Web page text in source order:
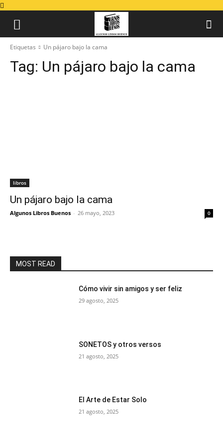
Etiquetas Un pájaro bajo la cama
Tag: Un pájaro bajo la cama
libros
Un pájaro bajo la cama
Algunos Libros Buenos - 26 mayo, 2023 0
MOST READ
Cómo vivir sin amigos y ser feliz
29 agosto, 2025
SONETOS y otros versos
21 agosto, 2025
El Arte de Estar Solo
21 agosto, 2025